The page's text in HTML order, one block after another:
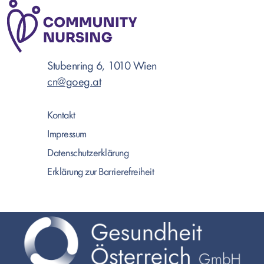
Stubenring 6, 1010 Wien
cn@goeg.at
Kontakt
Impressum
Datenschutzerklärung
Erklärung zur Barrierefreiheit